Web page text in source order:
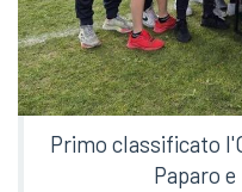
Primo classificato
Paparo